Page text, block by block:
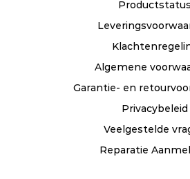
Productstatus
Algemene
Garantie- en
Privacybeleid
Veelgestelde
Reparatie